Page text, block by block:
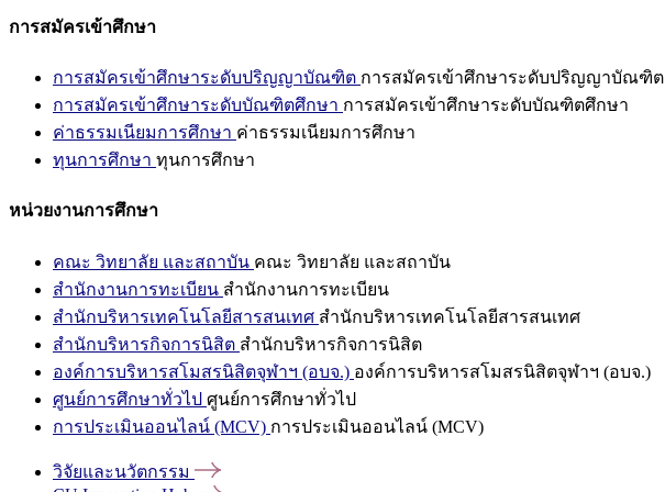
การสมัครเข้าศึกษา
การสมัครเข้าศึกษาระดับปริญญาบัณฑิต การสมัครเข้าศึกษาระดับปริญญาบัณฑิต
การสมัครเข้าศึกษาระดับบัณฑิตศึกษา การสมัครเข้าศึกษาระดับบัณฑิตศึกษา
ค่าธรรมเนียมการศึกษา ค่าธรรมเนียมการศึกษา
ทุนการศึกษา ทุนการศึกษา
หน่วยงานการศึกษา
คณะ วิทยาลัย และสถาบัน คณะ วิทยาลัย และสถาบัน
สำนักงานการทะเบียน สำนักงานการทะเบียน
สำนักบริหารเทคโนโลยีสารสนเทศ สำนักบริหารเทคโนโลยีสารสนเทศ
สำนักบริหารกิจการนิสิต สำนักบริหารกิจการนิสิต
องค์การบริหารสโมสรนิสิตจุฬาฯ (อบจ.) องค์การบริหารสโมสรนิสิตจุฬาฯ (อบจ.)
ศูนย์การศึกษาทั่วไป ศูนย์การศึกษาทั่วไป
การประเมินออนไลน์ (MCV) การประเมินออนไลน์ (MCV)
วิจัยและนวัตกรรม